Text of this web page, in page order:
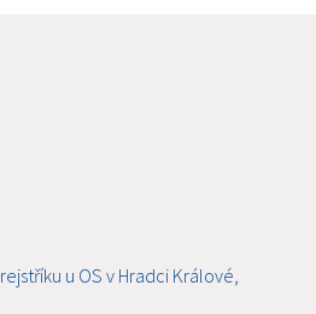
u OS v Hradci Králové,